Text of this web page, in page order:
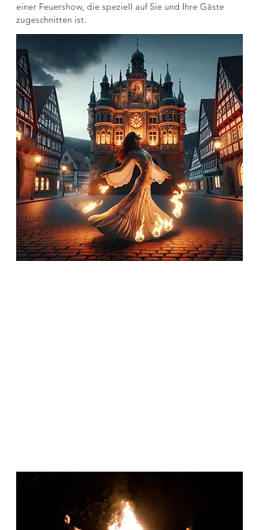
einer Feuershow, die speziell auf Sie und Ihre Gäste
zugeschnitten ist.